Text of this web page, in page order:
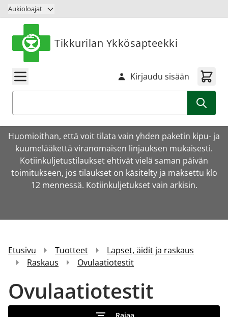
Siirry sisältöön
Aukioloajat
Tikkurilan Ykkösapteekki
Kirjaudu sisään
Huomioithan, että voit tilata vain yhden paketin kipu- ja
kuumelääkettä viranomaisen linjauksen mukaisesti.
Kotiinkuljetustilaukset ehtivät vielä saman päivän
toimitukseen, jos tilaukset on käsitelty ja maksettu klo
12 mennessä. Kotiinkuljetukset vain arkisin.
Etusivu Tuotteet
Lapset, äidit ja raskaus
Raskaus
Ovulaatiotestit
Ovulaatiotestit